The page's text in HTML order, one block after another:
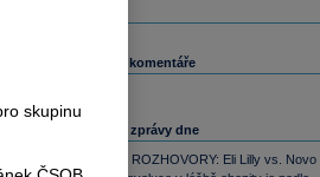
Související komentáře
Nejčtenější zprávy dne
PODCAST ROZHOVORY: Eli Lilly vs. Novo
skupinu